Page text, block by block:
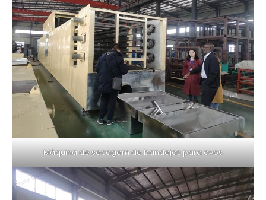
Máquina de secagem de bandejas para ovos